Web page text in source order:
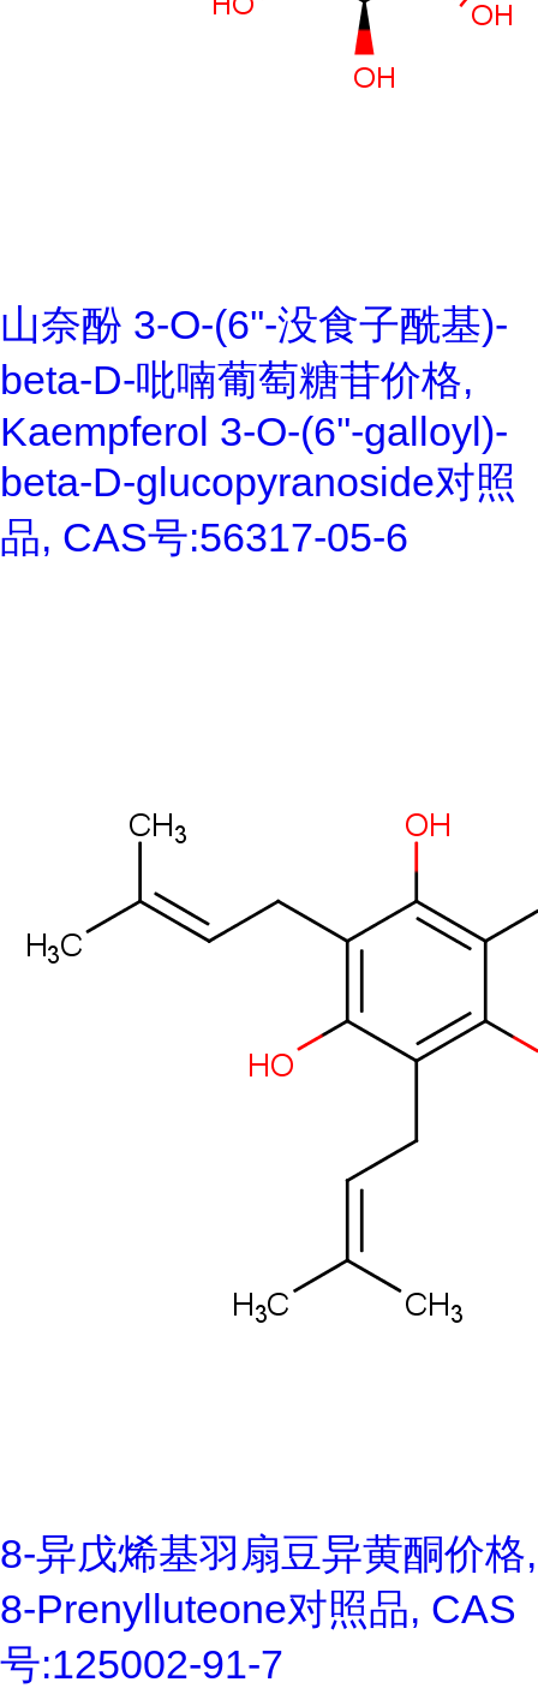
山奈酚 3-O-(6''-没食子酰基)-
beta-D-吡喃葡萄糖苷价格,
Kaempferol 3-O-(6''-galloyl)-
beta-D-glucopyranoside对照
品, CAS号:56317-05-6
8-异戊烯基羽扇豆异黄酮价格,
8-Prenylluteone对照品, CAS
号:125002-91-7